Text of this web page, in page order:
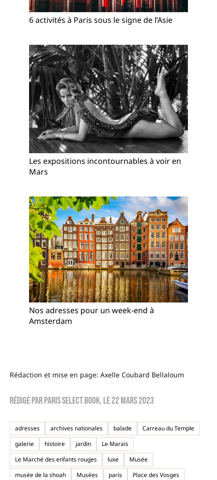
6 activités à Paris sous le signe de l’Asie
Les expositions incontournables à voir en
Mars
Nos adresses pour un week-end à
Amsterdam
Rédaction et mise en page: Axelle Coubard Bellaloum
Rédigé parParis Select Book, le22 mars 2023
adresses archives nationales balade
Carreau du Temple
galerie
histoire jardin
Le Marais
Le Marché des enfants rouges
luxe
Musée
musée de la shoah
Musées paris
Place des Vosges